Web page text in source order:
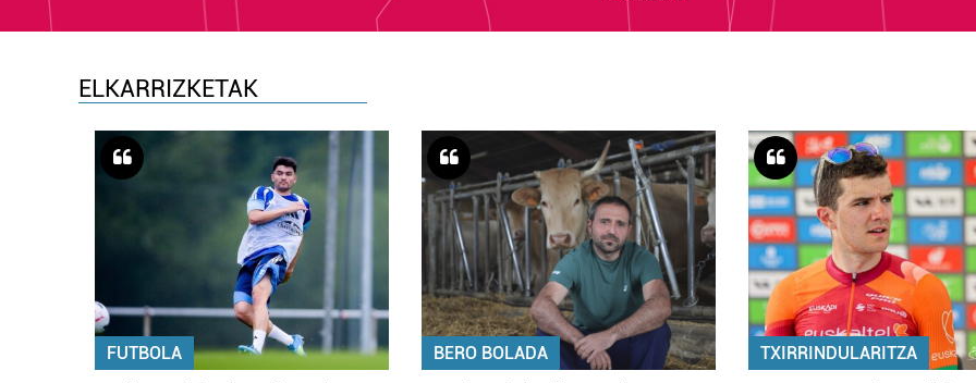
ELKARRIZKETAK
FUTBOLA BERO BOLADA TXIRRINDULARITZA